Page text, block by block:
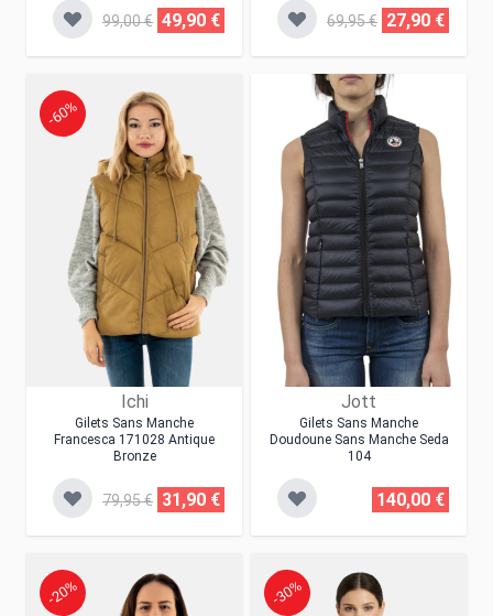
99,00 € 49,90 € 69,95 € 27,90 €
Ichi
Gilets Sans Manche
Francesca 171028 Antique
Bronze
-60%
79,95 € 31,90 €
Jott
Gilets Sans Manche
Doudoune Sans Manche Seda
104
140,00 €
-20% -30%